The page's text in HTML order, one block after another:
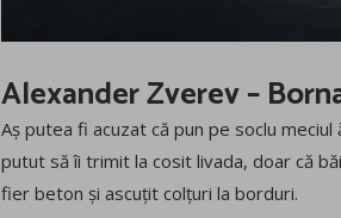
Alexander Zverev –
Aș putea fi acuzat că pun pe soclu
putut să îi trimit la cosit livada, doar că
fier beton și ascuțit colțuri la borduri.